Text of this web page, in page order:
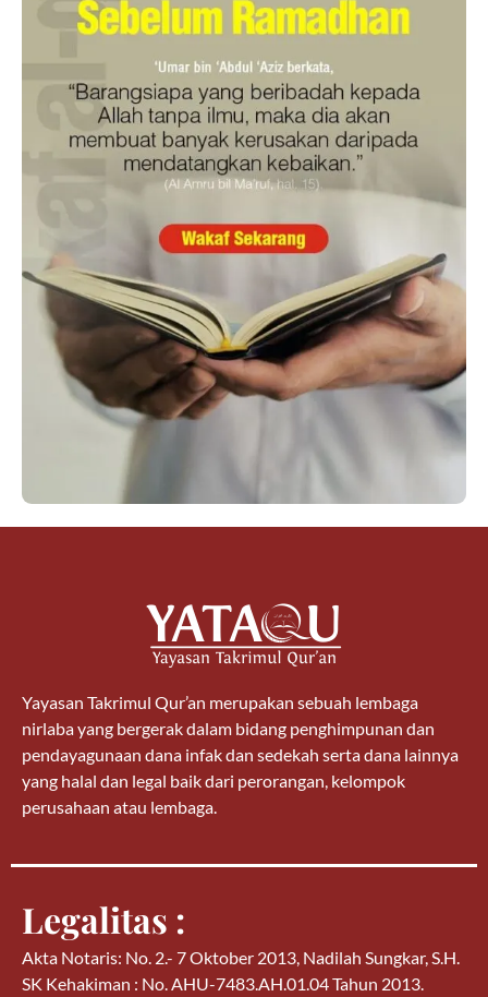
Yayasan Takrimul Qur’an merupakan sebuah lembaga
nirlaba yang bergerak dalam bidang penghimpunan dan
pendayagunaan dana infak dan sedekah serta dana lainnya
yang halal dan legal baik dari perorangan, kelompok
perusahaan atau lembaga.
Legalitas :
Akta Notaris: No. 2.- 7 Oktober 2013, Nadilah Sungkar, S.H.
SK Kehakiman : No. AHU-7483.AH.01.04 Tahun 2013.